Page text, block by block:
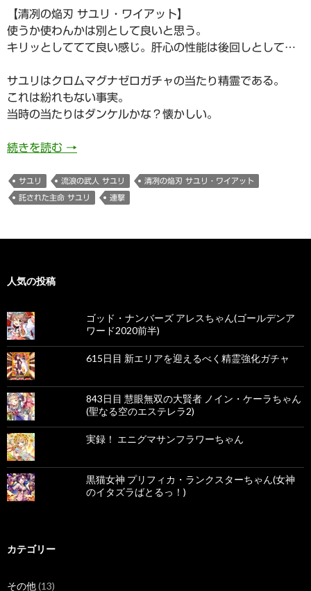
【清冽の焔刃 サユリ・ワイアット】
使うか使わんかは別として良いと思う。
キリッとしててて良い感じ。肝心の性能は後回しとして…
サユリはクロムマグナゼロガチャの当たり精霊である。
これは紛れもない事実。
当時の当たりはダンケルかな？懐かしい。
続きを読む 840日目 清冽の焔刃 サユリ・ワイアットさま
→
サユリ 流浪の武人 サユリ 清冽の焔刃 サユリ・ワイアット
託された主命 サユリ 連撃
人気の投稿
ゴッド・ナンバーズ アレスちゃん(ゴールデンア
ワード2020前半)
615日目 新エリアを迎えるべく精霊強化ガチャ
843日目 慧眼無双の大賢者 ノイン・ケーラちゃん
(聖なる空のエステレラ2)
実録！ エニグマサンフラワーちゃん
黒猫女神 プリフィカ・ランクスターちゃん(女神
のイタズラばとるっ！)
カテゴリー
その他(13)